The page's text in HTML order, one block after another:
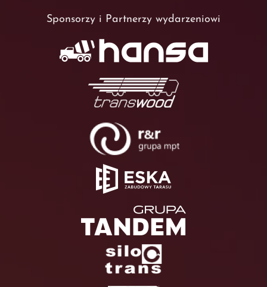
Sponsorzy i Partnerzy wydarzeniowi